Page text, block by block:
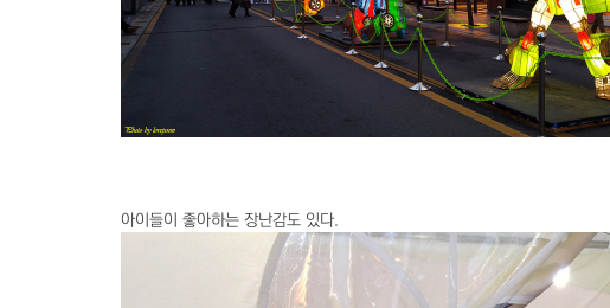
아이들이 좋아하는 장난감도 있다.